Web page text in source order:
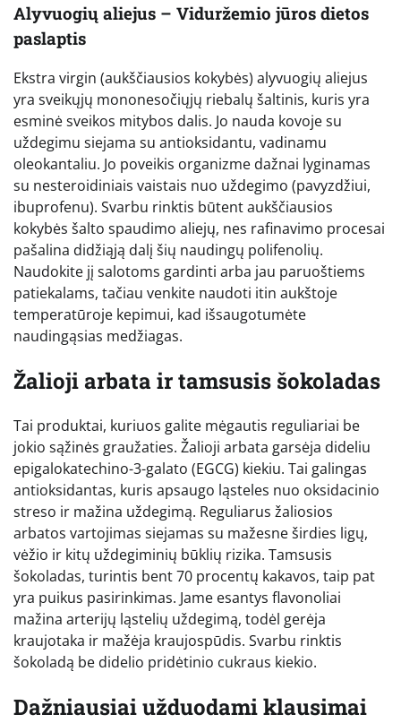
Alyvuogių aliejus – Viduržemio jūros dietos
paslaptis
Ekstra virgin (aukščiausios kokybės) alyvuogių aliejus
yra sveikųjų mononesočiųjų riebalų šaltinis, kuris yra
esminė sveikos mitybos dalis. Jo nauda kovoje su
uždegimu siejama su antioksidantu, vadinamu
oleokantaliu. Jo poveikis organizme dažnai lyginamas
su nesteroidiniais vaistais nuo uždegimo (pavyzdžiui,
ibuprofenu). Svarbu rinktis būtent aukščiausios
kokybės šalto spaudimo aliejų, nes rafinavimo procesai
pašalina didžiąją dalį šių naudingų polifenolių.
Naudokite jį salotoms gardinti arba jau paruoštiems
patiekalams, tačiau venkite naudoti itin aukštoje
temperatūroje kepimui, kad išsaugotumėte
naudingąsias medžiagas.
Žalioji arbata ir tamsusis šokoladas
Tai produktai, kuriuos galite mėgautis reguliariai be
jokio sąžinės graužaties. Žalioji arbata garsėja dideliu
epigalokatechino-3-galato (EGCG) kiekiu. Tai galingas
antioksidantas, kuris apsaugo ląsteles nuo oksidacinio
streso ir mažina uždegimą. Reguliarus žaliosios
arbatos vartojimas siejamas su mažesne širdies ligų,
vėžio ir kitų uždegiminių būklių rizika. Tamsusis
šokoladas, turintis bent 70 procentų kakavos, taip pat
yra puikus pasirinkimas. Jame esantys flavonoliai
mažina arterijų ląstelių uždegimą, todėl gerėja
kraujotaka ir mažėja kraujospūdis. Svarbu rinktis
šokoladą be didelio pridėtinio cukraus kiekio.
Dažniausiai užduodami klausimai